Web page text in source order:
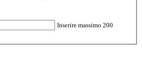
Inserire massimo 200